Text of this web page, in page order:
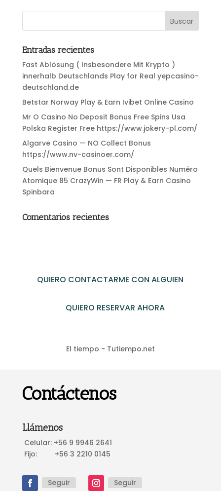
Entradas recientes
Fast Ablösung ( Insbesondere Mit Krypto )
innerhalb Deutschlands Play for Real yepcasino-
deutschland.de
Betstar Norway Play & Earn Ivibet Online Casino
Mr O Casino No Deposit Bonus Free Spins Usa
Polska Register Free https://www.jokery-pl.com/
Algarve Casino — NO Collect Bonus
https://www.nv-casinoer.com/
Quels Bienvenue Bonus Sont Disponibles Numéro
Atomique 85 CrazyWin — FR Play & Earn Casino
Spinbara
Comentarios recientes
QUIERO CONTACTARME CON ALGUIEN
QUIERO RESERVAR AHORA
El tiempo - Tutiempo.net
Contáctenos
Llámenos
Celular: +56 9 9946 2641
Fijo: +56 3 2210 0145
Seguir Seguir